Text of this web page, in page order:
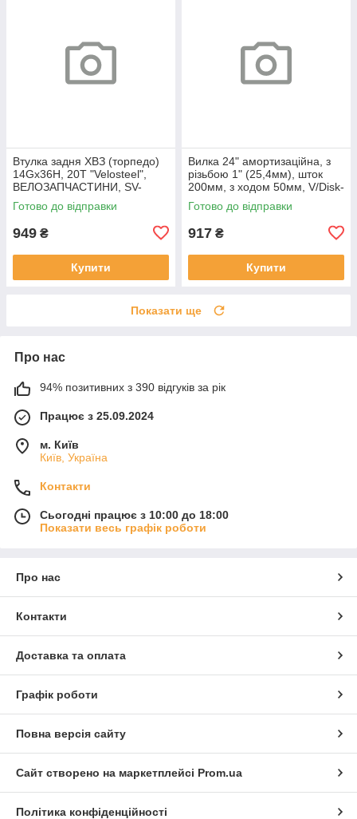
Втулка задня ХВЗ (торпедо)
14Gx36H, 20Т "Velosteel",
ВЕЛОЗАПЧАСТИНИ, SV-
403921
Готово до відправки
949 ₴
Купити
Вилка 24" амортизаційна, з
різьбою 1" (25,4мм), шток
200мм, з ходом 50мм, V/Disk-
brake, чорна,
ВЕЛОЗАПЧАСТИНИ, SV-
Готово до відправки
917 ₴
Купити
Показати ще
Про нас
94% позитивних з 390 відгуків за рік
Працює з 25.09.2024
м. Київ
Київ, Україна
Контакти
Сьогодні працює з 10:00 до 18:00
Показати весь графік роботи
Про нас
Контакти
Доставка та оплата
Графік роботи
Повна версія сайту
Сайт створено на маркетплейсі Prom.ua
Політика конфіденційності